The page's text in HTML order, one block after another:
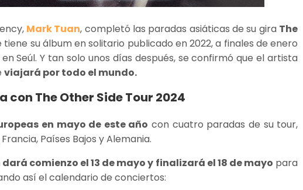
Mark Tuan, completó las paradas asiáticas de su gira The
su álbum en solitario publicado en 2022, a finales de enero
Seúl. Y tan solo unos días después, se confirmó que el artista
viajará por todo el mundo.
con The Other Side Tour 2024
en mayo de este año con cuatro paradas de su tour,
Países Bajos y Alemania.
comienzo el 13 de mayo y finalizará el 18 de mayo para
así el calendario de conciertos: